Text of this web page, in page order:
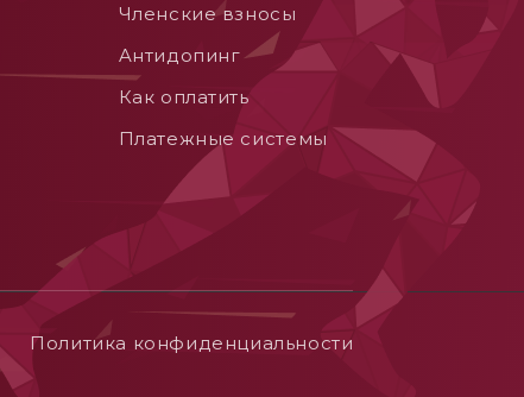
Членские взносы
Aнтидопинг
Как оплатить
Платежные системы
Политика конфиденциальности